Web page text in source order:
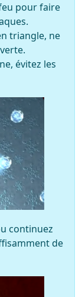
pour faire
triangle, ne
évitez les
continuez
de